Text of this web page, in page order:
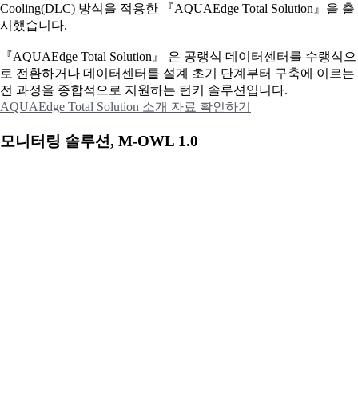
Cooling(DLC) 방식을 적용한 『AQUAEdge Total Solution』을 출
시했습니다.
『AQUAEdge Total Solution』 은 공랭식 데이터센터를 수랭식으
로 전환하거나 데이터센터를 설계 초기 단계부터 구축에 이르는
전 과정을 종합적으로 지원하는 턴키 솔루션입니다.
AQUAEdge Total Solution 소개 자료 확인하기
모니터링 솔루션, M-OWL 1.0